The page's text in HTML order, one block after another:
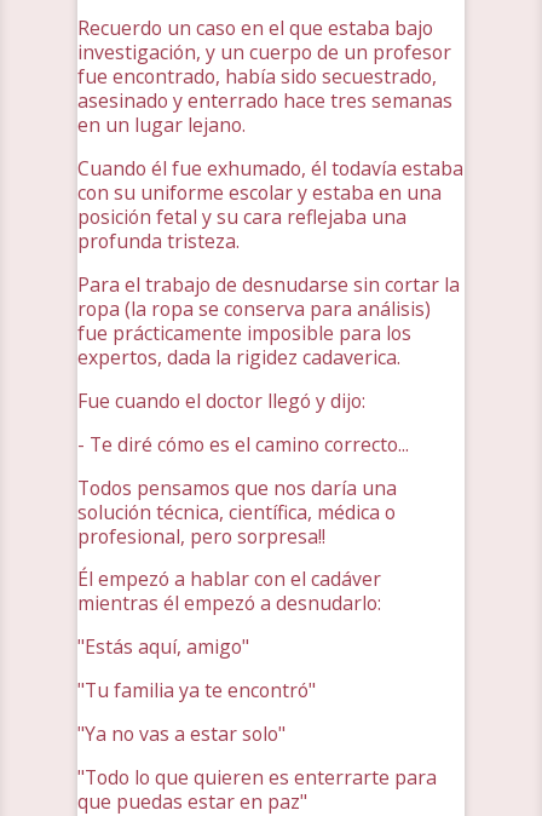
Recuerdo un caso en el que estaba bajo
investigación, y un cuerpo de un profesor
fue encontrado, había sido secuestrado,
asesinado y enterrado hace tres semanas
en un lugar lejano.
Cuando él fue exhumado, él todavía estaba
con su uniforme escolar y estaba en una
posición fetal y su cara reflejaba una
profunda tristeza.
Para el trabajo de desnudarse sin cortar la
ropa (la ropa se conserva para análisis)
fue prácticamente imposible para los
expertos, dada la rigidez cadaverica.
Fue cuando el doctor llegó y dijo:
- Te diré cómo es el camino correcto...
Todos pensamos que nos daría una
solución técnica, científica, médica o
profesional, pero sorpresa!!
Él empezó a hablar con el cadáver
mientras él empezó a desnudarlo:
"Estás aquí, amigo"
"Tu familia ya te encontró"
"Ya no vas a estar solo"
"Todo lo que quieren es enterrarte para
que puedas estar en paz"